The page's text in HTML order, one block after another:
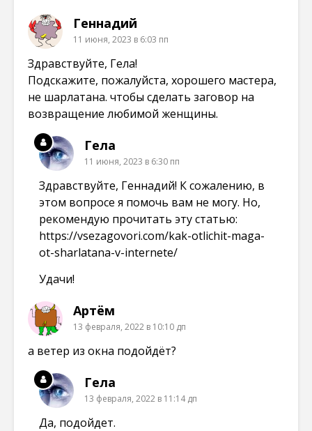
Геннадий
11 июня, 2023 в 6:03 пп
Здравствуйте, Гела!
Подскажите, пожалуйста, хорошего мастера,
не шарлатана. чтобы сделать заговор на
возвращение любимой женщины.
Гела
11 июня, 2023 в 6:30 пп
Здравствуйте, Геннадий! К сожалению, в
этом вопросе я помочь вам не могу. Но,
рекомендую прочитать эту статью:
https://vsezagovori.com/kak-otlichit-maga-
ot-sharlatana-v-internete/
Удачи!
Артём
13 февраля, 2022 в 10:10 дп
а ветер из окна подойдёт?
Гела
13 февраля, 2022 в 11:14 дп
Да, подойдет.